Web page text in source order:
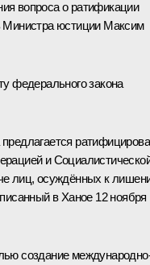
вопроса о ратификации
Министра юстиции Максим
федерального закона
и
лиц, осуждённых к
в Ханое 12 ноября
создание